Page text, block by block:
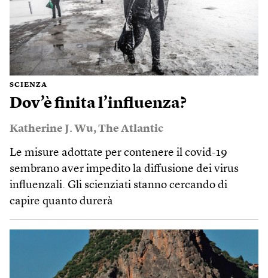
SCIENZA
Dov’è finita l’influenza?
Katherine J. Wu,The Atlantic
Le misure adottate per contenere il covid-19
sembrano aver impedito la diffusione dei virus
influenzali. Gli scienziati stanno cercando di
capire quanto durerà